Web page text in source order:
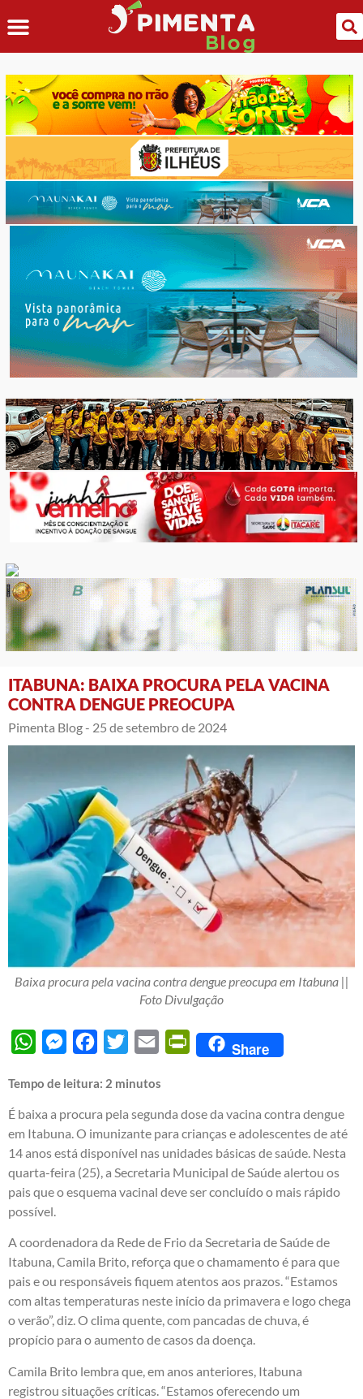
ITABUNA: BAIXA PROCURA PELA VACINA
CONTRA DENGUE PREOCUPA
Pimenta Blog - 25 de setembro de 2024
Baixa procura pela vacina contra dengue preocupa em Itabuna ||
Foto Divulgação
WhatsAppMessengerFacebook
Twitter Email PrintFriendly
Share
Tempo de leitura: 2 minutos
É baixa a procura pela segunda dose da vacina contra dengue
em Itabuna. O imunizante para crianças e adolescentes de até
14 anos está disponível nas unidades básicas de saúde. Nesta
quarta-feira (25), a Secretaria Municipal de Saúde alertou os
pais que o esquema vacinal deve ser concluído o mais rápido
possível.
A coordenadora da Rede de Frio da Secretaria de Saúde de
Itabuna, Camila Brito, reforça que o chamamento é para que
pais e ou responsáveis fiquem atentos aos prazos. “Estamos
com altas temperaturas neste início da primavera e logo chega
o verão”, diz. O clima quente, com pancadas de chuva, é
propício para o aumento de casos da doença.
Camila Brito lembra que, em anos anteriores, Itabuna
registrou situações críticas. “Estamos oferecendo um